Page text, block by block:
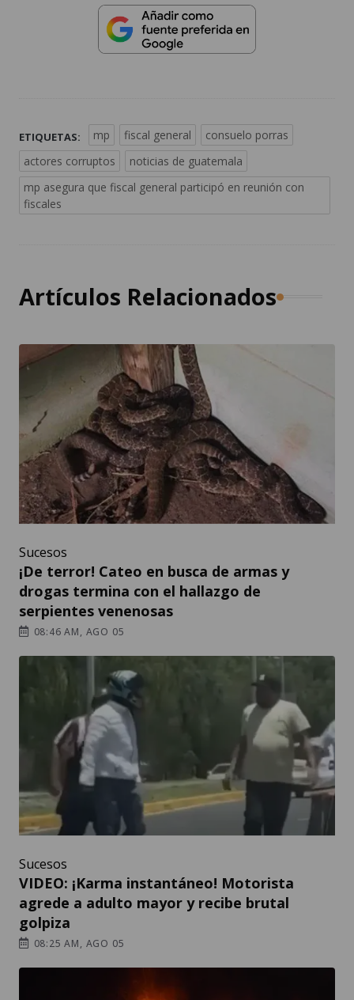
ETIQUETAS: mp fiscal general
consuelo porras
actores corruptos
noticias de guatemala
mp asegura que fiscal general participó en reunión con
fiscales
Artículos Relacionados
Sucesos
¡De terror! Cateo en busca de armas y
drogas termina con el hallazgo de
serpientes venenosas
08:46 AM, AGO 05
Sucesos
VIDEO: ¡Karma instantáneo! Motorista
agrede a adulto mayor y recibe brutal
golpiza
08:25 AM, AGO 05